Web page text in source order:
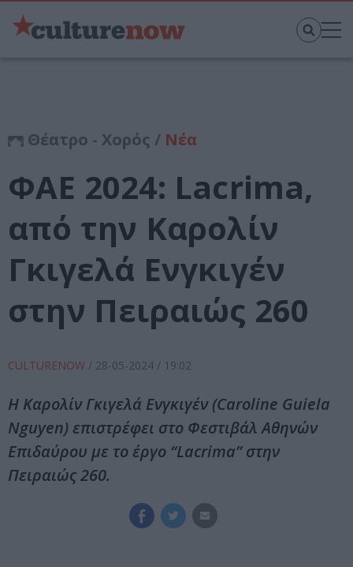
Θέατρο - Χορός / Νέα
ΦΑΕ 2024: Lacrima,
από την Καρολίν
Γκιγελά Ενγκιγέν
στην Πειραιώς 260
CULTURENOW / 28-05-2024 / 19:02
Η Καρολίν Γκιγελά Ενγκιγέν (Caroline Guiela
Nguyen) επιστρέφει στο Φεστιβάλ Αθηνών
Επιδαύρου με το έργο “Lacrima” στην
Πειραιώς 260.